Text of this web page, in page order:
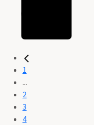
1
...
2
3
4